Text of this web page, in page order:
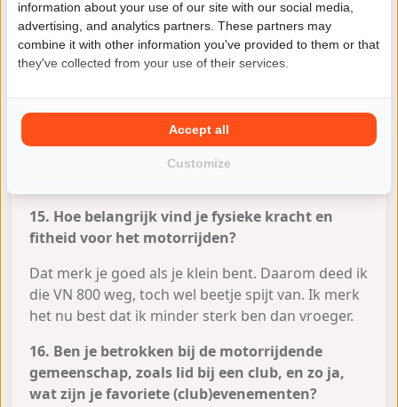
kust, maar daar moet je wel behoorlijk goede
voorbereiding voor doen. En ik denk dat je dat
juist niet alleen moet doen vanwege de weinige
mensen die je daar langs de route tegenkomt.
Ook zag ik het programma van Zuid-Afrika naar
Noord-Afrika op de motor … dat lijkt me geweldig,
maar ook echt zwaar. Ik denk dat ik daar
inmiddels te oud voor ben, en met wie zou ik
15. Hoe belangrijk vind je fysieke kracht en
fitheid voor het motorrijden?
Dat merk je goed als je klein bent. Daarom deed ik
die VN 800 weg, toch wel beetje spijt van. Ik merk
het nu best dat ik minder sterk ben dan vroeger.
16. Ben je betrokken bij de motorrijdende
gemeenschap, zoals lid bij een club, en zo ja,
wat zijn je favoriete (club)evenementen?
information about your use of our site with our social media,
advertising, and analytics partners. These partners may
combine it with other information you've provided to them or that
they've collected from your use of their services.
Customize
Accept all